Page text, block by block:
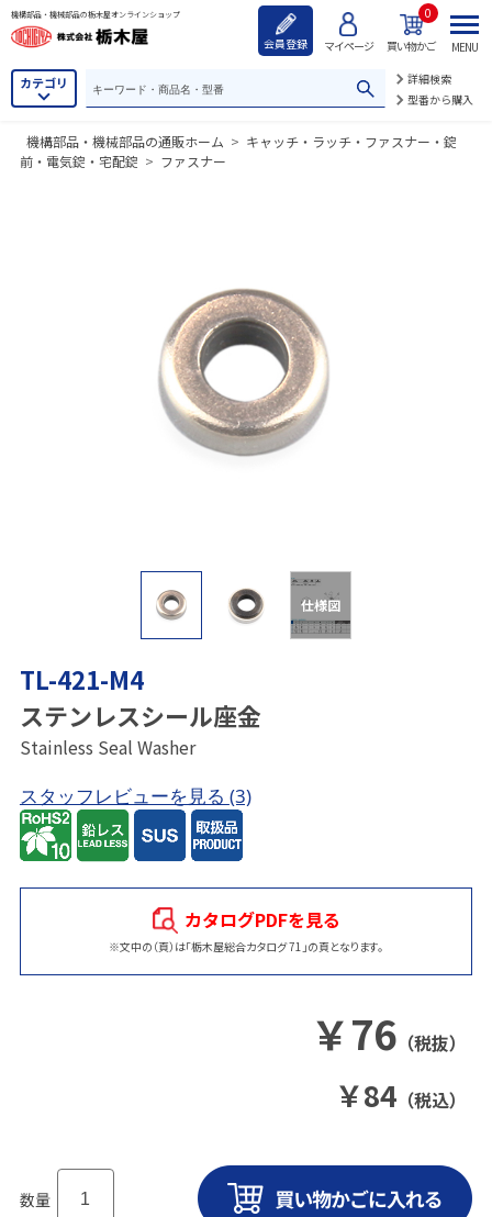
機構部品・機械部品の栃木屋オンラインショップ
会員登録 マイページ 買い物かご
0
カテゴリ
詳細検索
型番から購入
MENU
機構部品・機械部品の通販ホーム > キャッチ・ラッチ・ファスナー・錠
前・電気錠・宅配錠 > ファスナー
仕様図
TL-421-M4
ステンレスシール座金
Stainless Seal Washer
スタッフレビューを見る (3)
カタログPDFを見る
※文中の（頁）は「栃木屋総合カタログ 71」の頁となります。
￥76 （税抜）
￥84 （税込）
数量